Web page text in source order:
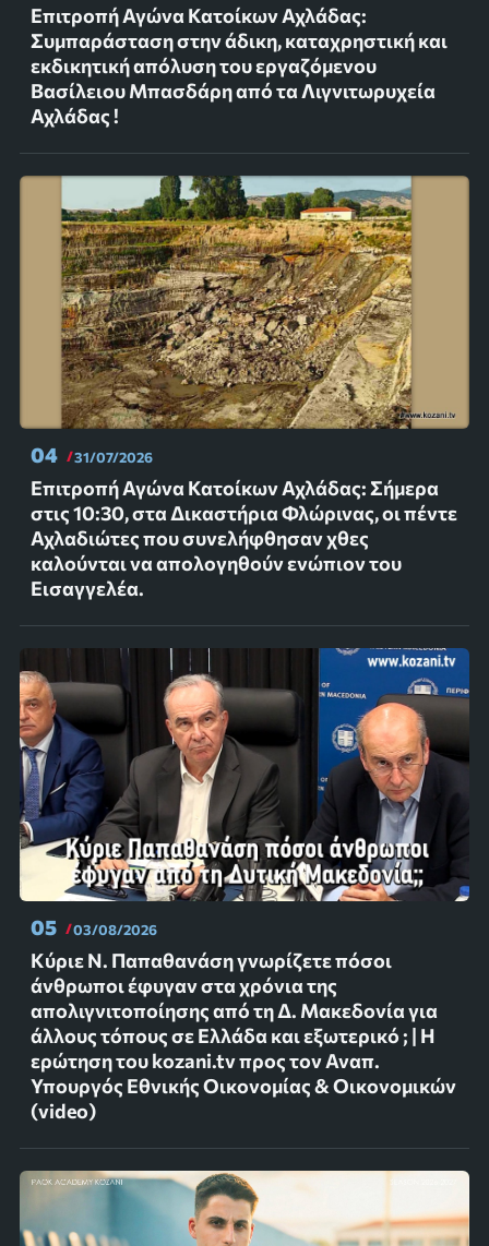
Επιτροπή Αγώνα Κατοίκων Αχλάδας:
Συμπαράσταση στην άδικη, καταχρηστική και
εκδικητική απόλυση του εργαζόμενου
Βασίλειου Μπασδάρη από τα Λιγνιτωρυχεία
Αχλάδας !
04 31/07/2026
Επιτροπή Αγώνα Κατοίκων Αχλάδας: Σήμερα
στις 10:30, στα Δικαστήρια Φλώρινας, οι πέντε
Αχλαδιώτες που συνελήφθησαν χθες
καλούνται να απολογηθούν ενώπιον του
Εισαγγελέα.
05 03/08/2026
Κύριε Ν. Παπαθανάση γνωρίζετε πόσοι
άνθρωποι έφυγαν στα χρόνια της
απολιγνιτοποίησης από τη Δ. Μακεδονία για
άλλους τόπους σε Ελλάδα και εξωτερικό ; | Η
ερώτηση του kozani.tv προς τον Αναπ.
Υπουργός Εθνικής Οικονομίας & Οικονομικών
(video)